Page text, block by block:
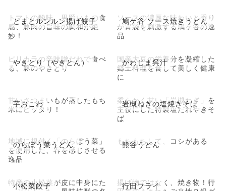
とまとルンルン揚げ餃子
トマトの酸味、男爵いもの食
感、豚肉の旨味の調和が絶
妙！
鳩ケ谷 ソース焼きうどん
ソースの濃厚な味わいと香り
が胃袋を刺激する鳩ヶ谷の逸
品
やきとり（やきとん）
ピリカラの辛味噌だれで食べ
る、豚のやきとり
かわじま呉汁
国産大豆の栄養分を凝縮した
郷土料理を食して美しく健康
に
芋おこわ
甘いさつまいもが蒸したもち
米にピッタリ！
岩槻ねぎの塩焼きそば
柔らかく甘い「岩槻ねぎ」を
主役にした特製塩だれやきそ
ば
のらぼう菜うどん
地域に根付く「のらぼう菜」
を使用した、春を感じさせる
逸品
熊谷うどん
もちもちして、コシがある
小松菜餃子
特産の小松菜が皮に中身にた
行田フライ
揚げ物ではなく、焼き物！行